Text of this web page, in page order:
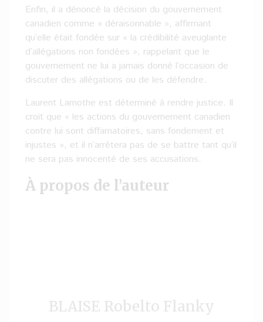
Enfin, il a dénoncé la décision du gouvernement
canadien comme « déraisonnable », affirmant
qu’elle était fondée sur « la crédibilité aveuglante
d’allégations non fondées », rappelant que le
gouvernement ne lui a jamais donné l’occasion de
discuter des allégations ou de les défendre.
Laurent Lamothe est déterminé à rendre justice. Il
croit que « les actions du gouvernement canadien
contre lui sont diffamatoires, sans fondement et
injustes », et il n’arrêtera pas de se battre tant qu’il
ne sera pas innocenté de ses accusations.
À propos de l’auteur
BLAISE Robelto Flanky